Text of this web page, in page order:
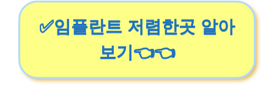
✅임플란트 저렴한곳 알아
보기👈👈